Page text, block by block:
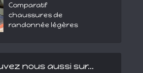
Comparatif
chaussures de
randonnée légères
nous aussi sur…